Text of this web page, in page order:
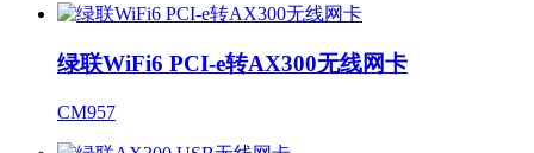
绿联WiFi6 PCI-e转AX300无线网卡
CM957